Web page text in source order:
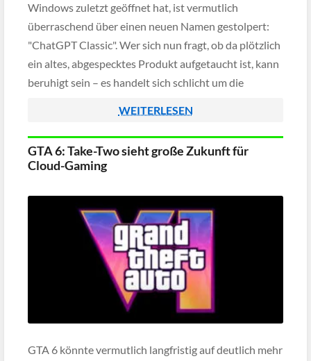
Windows zuletzt geöffnet hat, ist vermutlich
überraschend über einen neuen Namen gestolpert:
"ChatGPT Classic". Wer sich nun fragt, ob da plötzlich
ein altes, abgespecktes Produkt aufgetaucht ist, kann
beruhigt sein – es handelt sich schlicht um die
Anwendung weiterbestehen darf. Dahinter […]
WEITERLESEN
GTA 6: Take-Two sieht große Zukunft für
Cloud-Gaming
GTA 6 könnte vermutlich langfristig auf deutlich mehr